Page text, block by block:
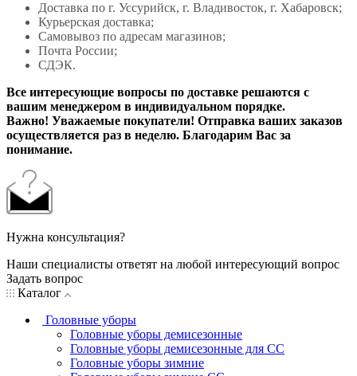
Доставка по г. Уссурийск, г. Владивосток, г. Хабаровск;
Курьерская доставка;
Самовывоз по адресам магазинов;
Почта России;
СДЭК.
Все интересующие вопросы по доставке решаются с
вашим менеджером в индивидуальном порядке.
Важно! Уважаемые покупатели! Отправка ваших заказов
осуществляется раз в неделю. Благодарим Вас за
понимание.
Нужна консультация?
Наши специалисты ответят на любой интересующий вопрос
Задать вопрос
Каталог
Головные уборы
Головные уборы демисезонные
Головные уборы демисезонные для СС
Головные уборы зимние